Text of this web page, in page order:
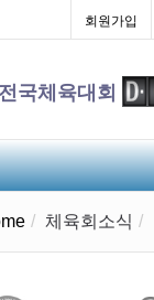
회원가입
국체육대회
체육회소식